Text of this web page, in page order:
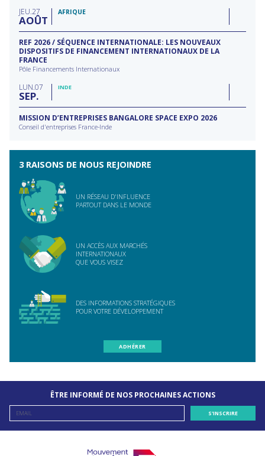
JEU 27
AOÛT
AFRIQUE
REF 2026 / SÉQUENCE INTERNATIONALE: LES NOUVEAUX
DISPOSITIFS DE FINANCEMENT INTERNATIONAUX DE LA
FRANCE
Pôle Financements Internationaux
LUN 07
SEP
INDE
MISSION D’ENTREPRISES BANGALORE SPACE EXPO 2026
Conseil d'entreprises France-Inde
3 RAISONS DE NOUS REJOINDRE
UN RÉSEAU D'INFLUENCE
PARTOUT DANS LE MONDE
UN ACCÈS AUX MARCHÉS
INTERNATIONAUX
QUE VOUS VISEZ
DES INFORMATIONS STRATÉGIQUES
POUR VOTRE DÉVELOPPEMENT
ADHÉRER
ÊTRE INFORMÉ DE NOS PROCHAINES ACTIONS